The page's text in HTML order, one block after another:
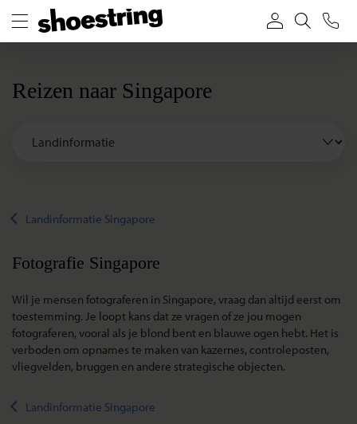
Reizen naar Singapore
Landinformatie Singapore
Fotografie Singapore
Wil je mensen fotograferen in Singapore, vraag dan altijd eerst om
toestemming. Je loopt kans dat ze vragen of ze jou mogen
fotograferen, vooral als je blond bent en blauwe ogen hebt. Het is
verboden om opnames te maken van kazernes, controleposten,
vliegvelden, bruggen en andere strategische objecten.
Landinformatie Singapore